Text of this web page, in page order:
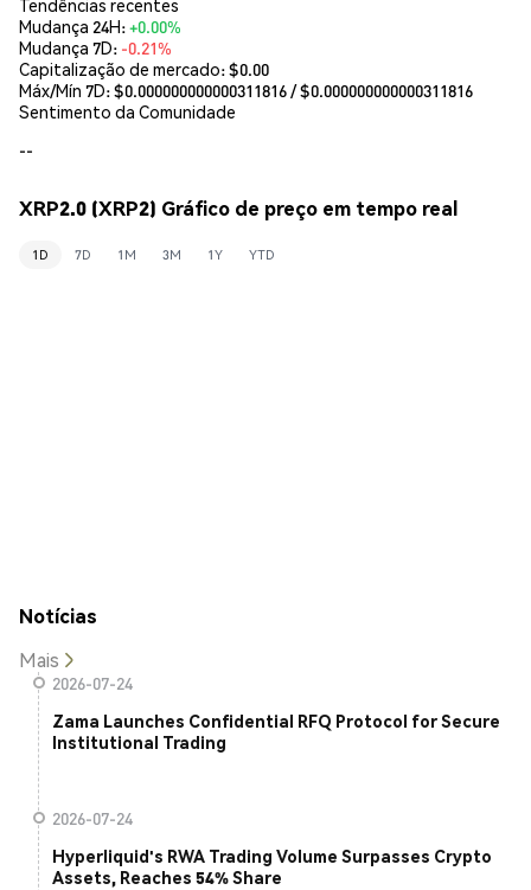
Tendências recentes
Mudança 24H:+0.00%
Mudança 7D: -0.21%
Capitalização de mercado:$0.00
Máx/Mín 7D: $0.000000000000311816/ $0.000000000000311816
Sentimento da Comunidade
--
XRP2.0 (XRP2) Gráfico de preço em tempo real
1D 7D 1M 3M 1Y YTD
Notícias
Mais
2026-07-24
Zama Launches Confidential RFQ Protocol for Secure
Institutional Trading
2026-07-24
Hyperliquid's RWA Trading Volume Surpasses Crypto
Assets, Reaches 54% Share